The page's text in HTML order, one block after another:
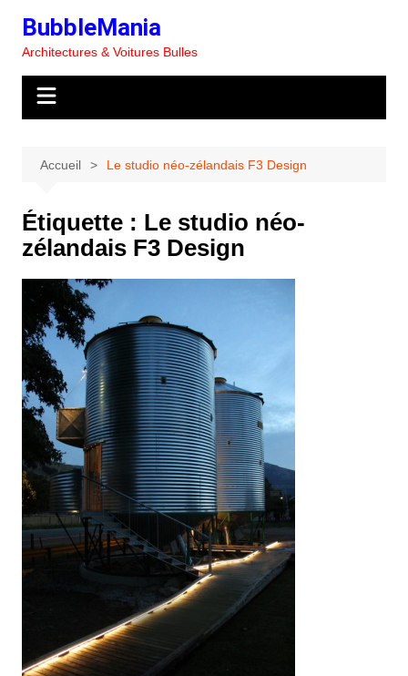
contenu
BubbleMania
Architectures & Voitures Bulles
Accueil Le studio néo-zélandais F3 Design
Étiquette : Le studio néo-
zélandais F3 Design